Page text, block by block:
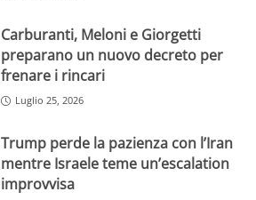
Carburanti, Meloni e Giorgetti
preparano un nuovo decreto per
frenare i rincari
Luglio 25, 2026
Trump perde la pazienza con l’Iran
mentre Israele teme un’escalation
improvvisa